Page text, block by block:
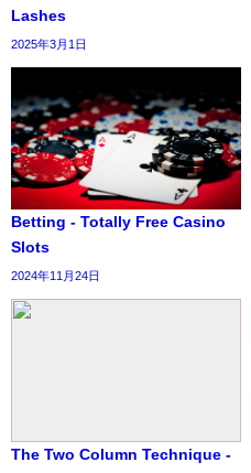
Lashes
2025年3月1日
Betting - Totally Free Casino
Slots
2024年11月24日
The Two Column Technique -